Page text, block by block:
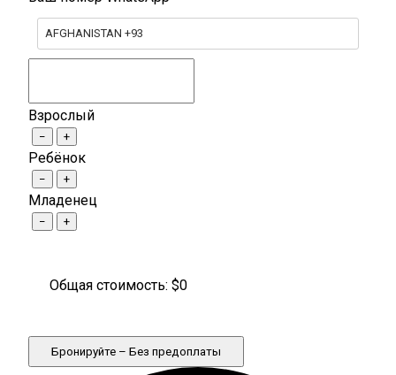
AFGHANISTAN +93
Взрослый
− +
Ребёнок
− +
Младенец
− +
Общая стоимость: $0
Бронируйте – Без предоплаты